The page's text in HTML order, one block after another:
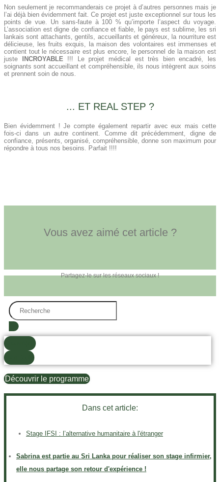
Non seulement je recommanderais ce projet à d’autres personnes mais je
l’ai déjà bien évidemment fait. Ce projet est juste exceptionnel sur tous les
points de vue. Un sans-faute à 100 % qu’importe l’aspect du voyage.
L’association est digne de confiance et fiable, le pays est sublime, les sri
lankais sont attachants, gentils, accueillants et généreux, la nourriture est
délicieuse, les fruits exquis, la maison des volontaires est immenses et
contient tout le nécessaire est plus encore, le personnel de la maison est
juste
INCROYABLE !!! Le projet médical est très bien encadré, les
soignants sont accueillant et compréhensible, ils nous intègrent aux soins
et prennent soin de nous.
... ET REAL STEP ?
Bien évidemment ! Je compte également repartir avec eux mais cette
fois-ci dans un autre continent. Comme dit précédemment, digne de
confiance, présents, organisé, compréhensible, donne son maximum pour
répondre à tous nos besoins. Parfait !!!!
Vous avez aimé cet article ?
Partagez-le sur les réseaux sociaux !
Search
...
Découvrir le programme
Dans cet article:
Stage IFSI : l’alternative humanitaire à l'étranger
Sabrina est partie au Sri Lanka pour réaliser son stage infirmier,
elle nous partage son retour d'expérience !